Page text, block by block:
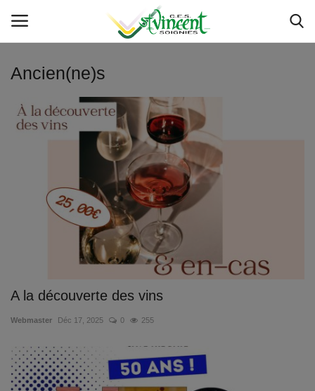
Service IT
Etat des servcies
Livres et manuels scolaires
Emplois
Notre offre d'enseignement (2026)
Ancien(ne)s
A la découverte des vins
Webmaster Déc 17, 2025 0 255